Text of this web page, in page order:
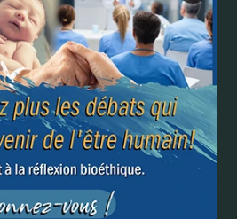
de la maladie pour
la traiter